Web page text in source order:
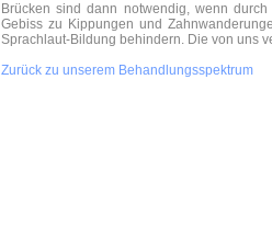
Brücken sind dann notwendig, wenn
Gebiss zu Kippungen und
Sprachlaut-Bildung behindern. Die von uns
Zurück zu unserem Behandlungsspektrum